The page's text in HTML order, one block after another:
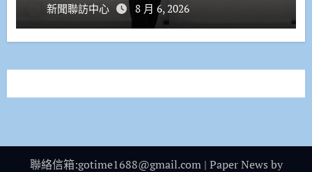
新聞聯訪中心 8 月 6, 2026
聯絡信箱:gotime1688@gmail.com | Paper News by